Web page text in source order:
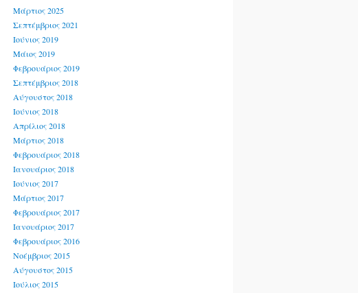
Μάρτιος 2025
Σεπτέμβριος 2021
Ιούνιος 2019
Μάιος 2019
Φεβρουάριος 2019
Σεπτέμβριος 2018
Αύγουστος 2018
Ιούνιος 2018
Απρίλιος 2018
Μάρτιος 2018
Φεβρουάριος 2018
Ιανουάριος 2018
Ιούνιος 2017
Μάρτιος 2017
Φεβρουάριος 2017
Ιανουάριος 2017
Φεβρουάριος 2016
Νοέμβριος 2015
Αύγουστος 2015
Ιούλιος 2015